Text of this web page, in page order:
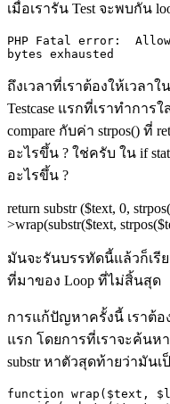
เมื่อเรารัน Test จะพบกัน
PHP Fatal error:
bytes exhausted
ถึงเวลาที่เราต้องให้เวลาใ
Testcase แรกที่เราทำการใ
compare กับค่า strpos() ที่
อะไรขึ้น ? ใช่ครับ ใน if
อะไรขึ้น ?
return substr ($text, 0,
>wrap(substr($text,
มันจะรันบรรทัดนี้แล้วก็เรี
ที่มาของ Loop ที่ไม่สิ้นสุด
การแก้ปัญหาครั้งนี้ เราต้อ
แรก โดยการที่เราจะค้นห
substrหาตัวสุดท้ายว่ามันเ
function wrap($text,